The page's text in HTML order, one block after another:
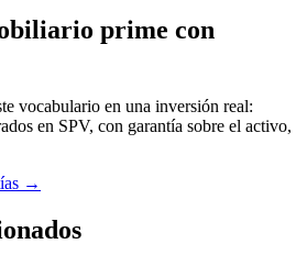
prime con
vocabulario en una inversión real:
en SPV, con garantía sobre el activo,
→